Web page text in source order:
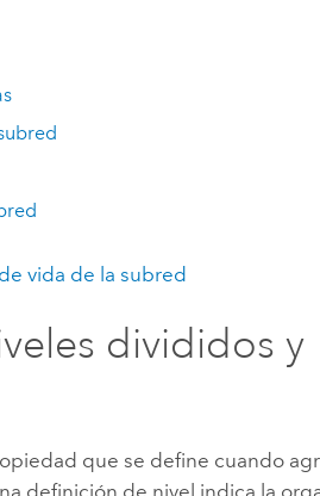
vida de la subred
divididos y
que se define cuando